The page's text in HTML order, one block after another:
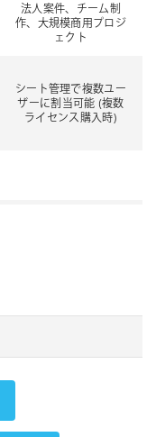
法人案件、チーム制
作、大規模商用プロジ
ェクト
シート管理で複数ユー
ザーに割当可能 (複数
ライセンス購入時)